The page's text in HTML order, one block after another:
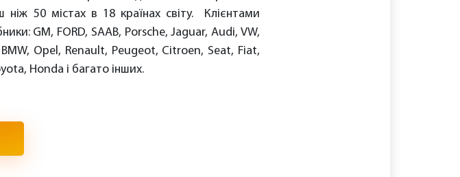
ніж 50 містах в 18 країнах світу. Клієнтами
GM, FORD, SAAB, Porsche, Jaguar, Audi, VW,
Opel, Renault, Peugeot, Citroen, Seat, Fiat,
Honda і багато інших.